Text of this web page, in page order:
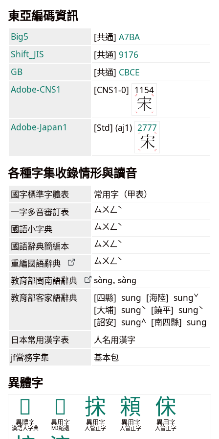
東亞編碼資訊
Big5 [共通] A7BA
Shift_JIS
[共通] 9176
GB
[共通] CBCE
Adobe-CNS1
[CNS1-0] 1154
Adobe-Japan1 [Std] (aj1) 2777
各種字集收錄情形與讀音
國字標準字體表 常用字（甲表）
一字多音審訂表 ㄙㄨㄥˋ
國語小字典 ㄙㄨㄥˋ
國語辭典簡編本 ㄙㄨㄥˋ
重編國語辭典 ㄙㄨㄥˋ
教育部閩南語辭典 sòng, sàng
教育部客家語辭典
[四縣] sung [海陸] sungˇ
[大埔] sungˋ [饒平] sungˋ
[詔安] sung^ [南四縣] sung
日本常用漢字表 人名用漢字
jf當務字集 基本包
異體字
𠳼
異體字
漢語大字典
𭓦
異用字
MJ縮退
㧲
異用字
入管正字
䫅
異用字
入管正字
俕
異用字
入管正字